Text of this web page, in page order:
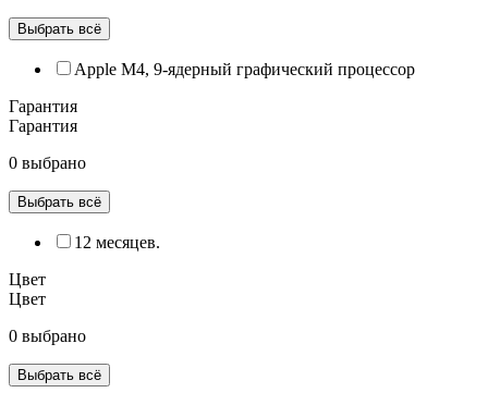
Выбрать всё
Apple M4, 9‑ядерный графический процессор
Гарантия
Гарантия
0 выбрано
Выбрать всё
12 месяцев.
Цвет
Цвет
0 выбрано
Выбрать всё